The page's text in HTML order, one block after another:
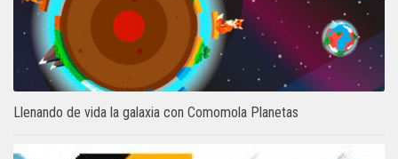
Llenando de vida la galaxia con Comomola Planetas